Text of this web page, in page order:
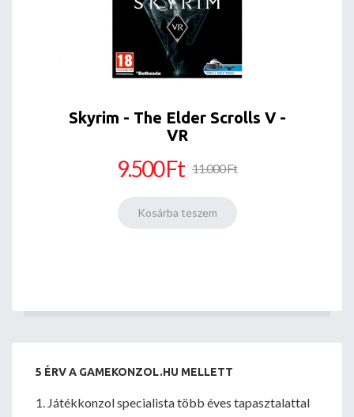
Skyrim - The Elder Scrolls V -
VR
9.500 Ft 11.000 Ft
5 ÉRV A GAMEKONZOL.HU MELLETT
1. Játékkonzol specialista több éves tapasztalattal